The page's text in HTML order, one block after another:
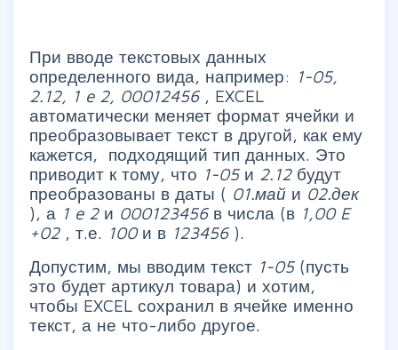
При вводе текстовых данных
определенного вида, например: 1-05,
2.12, 1 e 2, 00012456 , EXCEL
автоматически меняет формат ячейки и
преобразовывает текст в другой, как ему
кажется, подходящий тип данных. Это
приводит к тому, что 1-05 и 2.12 будут
преобразованы в даты ( 01.май и 02.дек
), а 1 e 2 и 000123456 в числа (в 1,00 E
+02 , т.е. 100 и в 123456 ).
Допустим, мы вводим текст 1-05 (пусть
это будет артикул товара) и хотим,
чтобы EXCEL сохранил в ячейке именно
текст, а не что-либо другое.